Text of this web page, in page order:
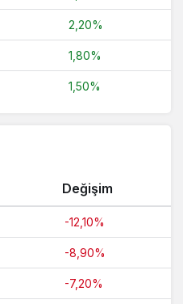
2,20%
1,80%
1,50%
Değişim
-12,10%
-8,90%
-7,20%